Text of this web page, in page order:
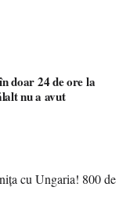
doar 24 de ore la
nu a avut